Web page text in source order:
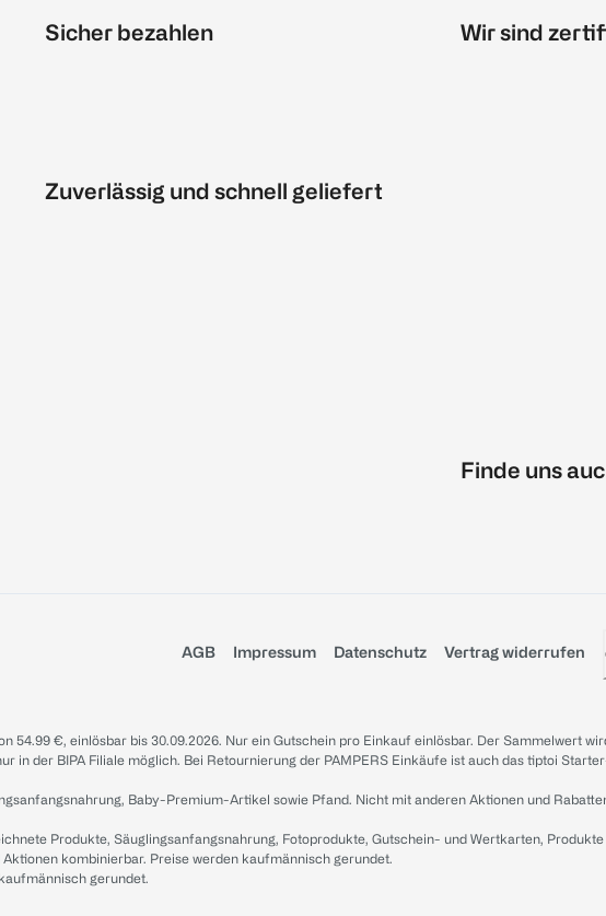
Sicher bezahlen
Zuverlässig und schnell geliefert
Wir sind
Finde uns
AGB Impressum Datenschutz Vertrag widerrufen
54.99 €, einlösbar bis 30.09.2026. Nur ein Gutschein pro Einkauf einlösbar. Der Sammelwert
in der BIPA Filiale möglich. Bei Retournierung der PAMPERS Einkäufe ist auch das tiptoi
Baby-Premium-Artikel sowie Pfand. Nicht mit anderen Aktionen und
Produkte, Säuglingsanfangsnahrung, Fotoprodukte, Gutschein- und Wertkarten,
kombinierbar. Preise werden kaufmännisch gerundet.
gerundet.